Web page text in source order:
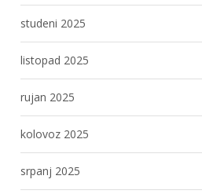
studeni 2025
listopad 2025
rujan 2025
kolovoz 2025
srpanj 2025